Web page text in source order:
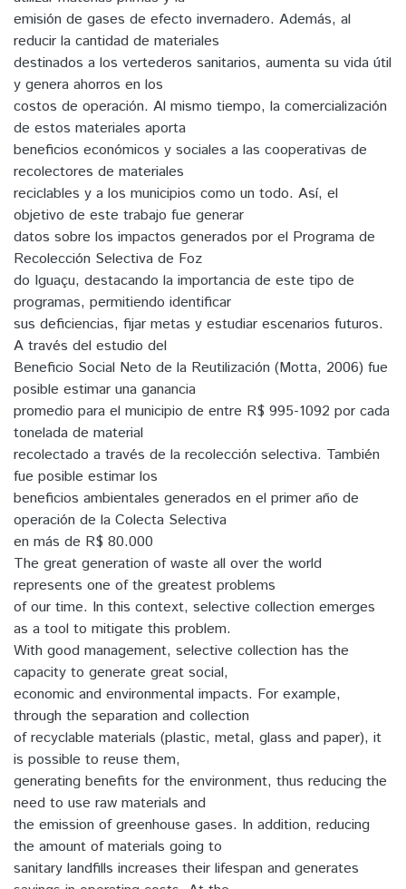
emisión de gases de efecto invernadero. Además, al
reducir la cantidad de materiales
destinados a los vertederos sanitarios, aumenta su vida útil
y genera ahorros en los
costos de operación. Al mismo tiempo, la comercialización
de estos materiales aporta
beneficios económicos y sociales a las cooperativas de
recolectores de materiales
reciclables y a los municipios como un todo. Así, el
objetivo de este trabajo fue generar
datos sobre los impactos generados por el Programa de
Recolección Selectiva de Foz
do Iguaçu, destacando la importancia de este tipo de
programas, permitiendo identificar
sus deficiencias, fijar metas y estudiar escenarios futuros.
A través del estudio del
Beneficio Social Neto de la Reutilización (Motta, 2006) fue
posible estimar una ganancia
promedio para el municipio de entre R$ 995-1092 por cada
tonelada de material
recolectado a través de la recolección selectiva. También
fue posible estimar los
beneficios ambientales generados en el primer año de
operación de la Colecta Selectiva
en más de R$ 80.000
The great generation of waste all over the world
represents one of the greatest problems
of our time. In this context, selective collection emerges
as a tool to mitigate this problem.
With good management, selective collection has the
capacity to generate great social,
economic and environmental impacts. For example,
through the separation and collection
of recyclable materials (plastic, metal, glass and paper), it
is possible to reuse them,
generating benefits for the environment, thus reducing the
need to use raw materials and
the emission of greenhouse gases. In addition, reducing
the amount of materials going to
sanitary landfills increases their lifespan and generates